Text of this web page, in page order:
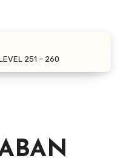
251 – 260